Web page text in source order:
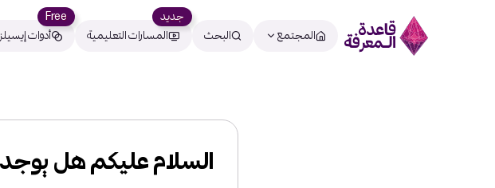
المجتمع البحث المسارات التعليمية
جديد
أدوات إيسيلز
Free